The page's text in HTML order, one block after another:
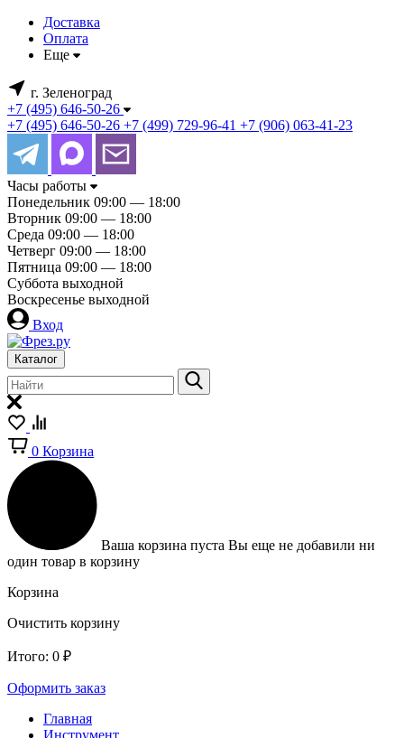
Доставка
Оплата
Еще
г. Зеленоград
+7 (495) 646-50-26
+7 (495) 646-50-26 +7 (499) 729-96-41 +7 (906) 063-41-23
Часы работы
Понедельник 09:00 — 18:00
Вторник 09:00 — 18:00
Среда 09:00 — 18:00
Четверг 09:00 — 18:00
Пятница 09:00 — 18:00
Суббота выходной
Воскресенье выходной
Вход
Каталог
0 Корзина
Ваша корзина пуста Вы еще не добавили ни
один товар в корзину
Корзина
Очистить корзину
Итого: 0 ₽
Оформить заказ
Главная
Инструмент